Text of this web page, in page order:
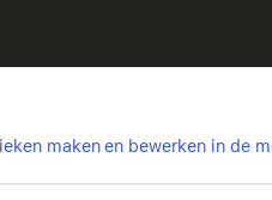
maken en bewerken in de